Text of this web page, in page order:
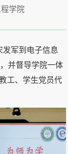
学院
发军到电子信息
并督导学院一体
工、学生党员代